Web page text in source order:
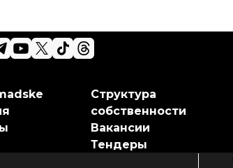
Структура
собственности
Вакансии
Тендеры